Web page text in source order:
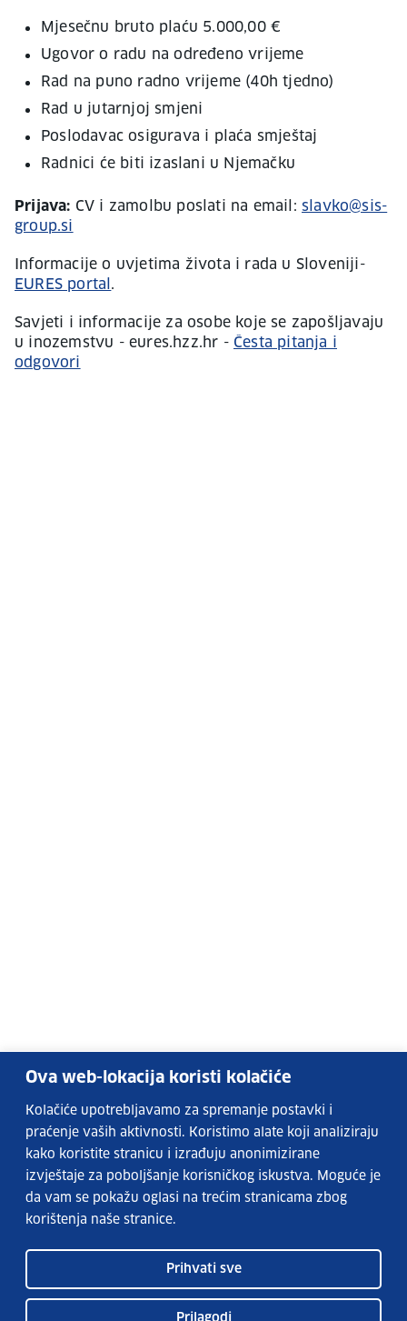
Ova web-lokacija koristi kolačiće
Kolačiće upotrebljavamo za spremanje postavki i
praćenje vaših aktivnosti. Koristimo alate koji analiziraju
kako koristite stranicu i izrađuju anonimizirane
izvještaje za poboljšanje korisničkog iskustva. Moguće je
da vam se pokažu oglasi na trećim stranicama zbog
korištenja naše stranice.
Prilagodi
Prihvati sve
Mjesečnu bruto plaću 5.000,00 €
Ugovor o radu na određeno vrijeme
Rad na puno radno vrijeme (40h tjedno)
Rad u jutarnjoj smjeni
Poslodavac osigurava i plaća smještaj
Radnici će biti izaslani u Njemačku
Prijava: CV i zamolbu poslati na email: slavko@sis­­-
group.si
Informacije o uvjetima života i rada u Sloveniji-
EURES portal .
Savjeti i informacije za osobe koje se zapošljavaju
u inozemstvu - eures.hzz.hr - Česta pitanja i
odgovori